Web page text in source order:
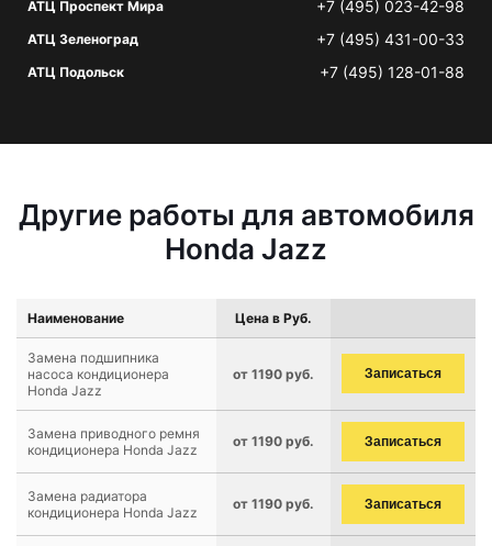
АТЦ Проспект Мира +7 (495) 023-42-98
АТЦ Зеленоград +7 (495) 431-00-33
АТЦ Подольск +7 (495) 128-01-88
Другие работы для автомобиля
Honda Jazz
Наименование Цена в Руб.
Замена подшипника
насоса кондиционера
Honda Jazz
от 1190 руб. Записаться
Замена приводного ремня
кондиционера Honda Jazz
от 1190 руб. Записаться
Замена радиатора
кондиционера Honda Jazz
от 1190 руб. Записаться